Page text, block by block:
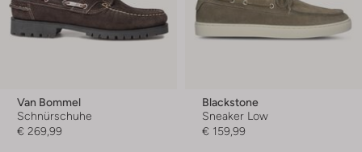
Van Bommel
Schnürschuhe
€ 269,99
Blackstone
Sneaker Low
€ 159,99